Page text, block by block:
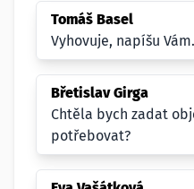
Tomáš Basel
Vyhovuje, napíšu Vám.
Břetislav Girga
Chtěla bych zadat
potřebovat?